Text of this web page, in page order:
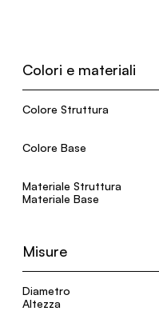
Colori e materiali
Colore Struttura
Colore Base
Materiale Struttura
Materiale Base
Misure
Diametro
Altezza